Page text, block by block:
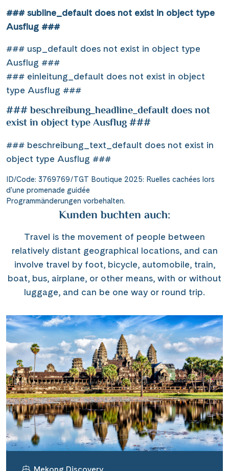
### subline_default does not exist in object type
Ausflug ###
### usp_default does not exist in object type
Ausflug ###
### einleitung_default does not exist in object
type Ausflug ###
### beschreibung_headline_default does not
exist in object type Ausflug ###
### beschreibung_text_default does not exist in
object type Ausflug ###
ID/Code: 3769769/TGT Boutique 2025: Ruelles cachées lors
d'une promenade guidée
Programmänderungen vorbehalten.
Kunden buchten auch:
Travel is the movement of people between
relatively distant geographical locations, and can
involve travel by foot, bicycle, automobile, train,
boat, bus, airplane, or other means, with or without
luggage, and can be one way or round trip.
Mekong Discovery